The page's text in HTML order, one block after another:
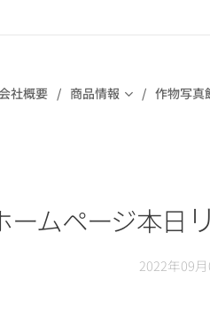
社概要 商品情報 作物写真
ームページ本日
2022年09